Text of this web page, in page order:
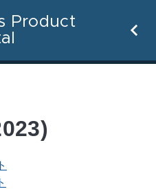
Product